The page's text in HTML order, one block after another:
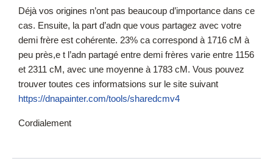
Déjà vos origines n’ont pas beaucoup d’importance dans ce
cas. Ensuite, la part d’adn que vous partagez avec votre
demi frère est cohérente. 23% ca correspond à 1716 cM à
peu près,e t l’adn partagé entre demi frères varie entre 1156
et 2311 cM, avec une moyenne à 1783 cM. Vous pouvez
trouver toutes ces informatsions sur le site suivant
https://dnapainter.com/tools/sharedcmv4
Cordialement